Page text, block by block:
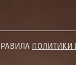
ПОЛИТИКИ